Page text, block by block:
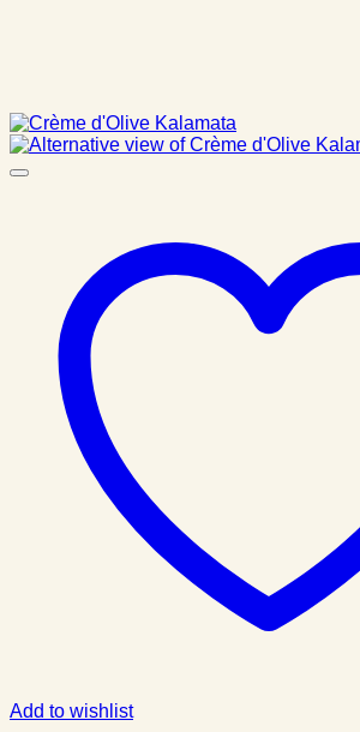
Add to wishlist